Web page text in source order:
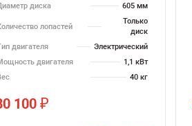
диска
605 мм
лопастей
Только
диск
двигателя
Электрический
двигателя
1,1 кВт
40 кг
100 ₽